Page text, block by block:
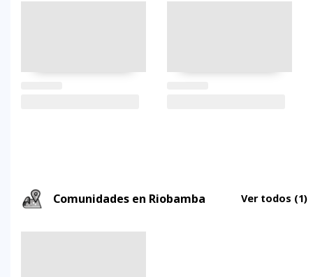
Comunidades en Riobamba Ver todos (1)